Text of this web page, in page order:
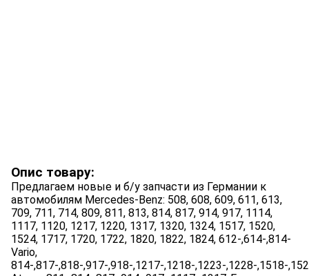
Опис товару:
Предлагаем новые и б/у запчасти из Германии к
автомобилям Mercedes-Benz: 508, 608, 609, 611, 613,
709, 711, 714, 809, 811, 813, 814, 817, 914, 917, 1114,
1117, 1120, 1217, 1220, 1317, 1320, 1324, 1517, 1520,
1524, 1717, 1720, 1722, 1820, 1822, 1824, 612-,614-,814-
Vario,
814-,817-,818-,917-,918-,1217-,1218-,1223-,1228-,1518-